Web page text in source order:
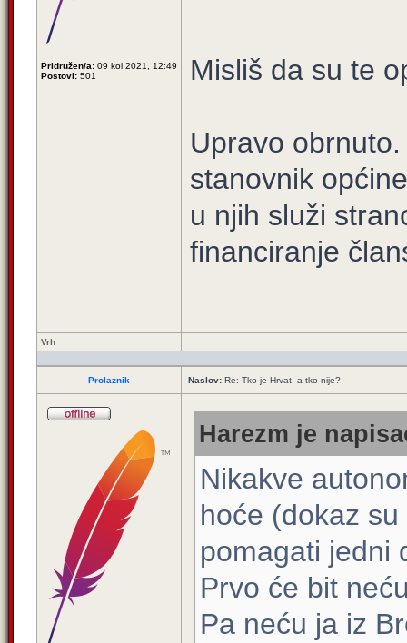
Pridružen/a: 09 kol 2021, 12:49
Postovi: 501 Misliš da su te
Upravo
stanovnik
u njih služi
financiranje
Vrh
Prolaznik Naslov: Re: Tko je Hrvat, a tko nije?
Harezm je
Nikakve
hoće (dokaz
pomagati jedni
Prvo će bit
Pa neću ja iz